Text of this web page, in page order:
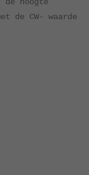
hoogte
de CW- waarde